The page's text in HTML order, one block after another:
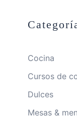
Cocina
Cursos de
Dulces
Mesas &